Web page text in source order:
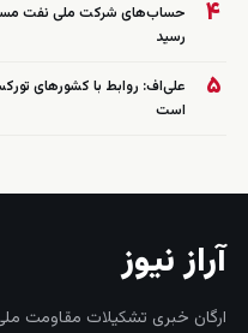
۴
حساب‌های شرکت ملی نفت
رسید
۵
علی‌اف: روابط با کشورهای
است
آراز نیوز
ارگان خبری تشکیلات مقاومت ملی